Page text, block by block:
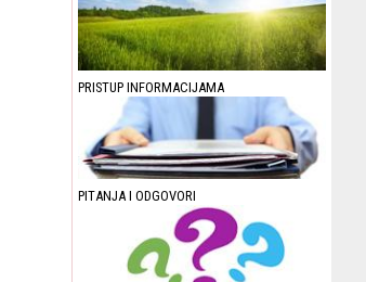
PRISTUP INFORMACIJAMA
PITANJA I ODGOVORI